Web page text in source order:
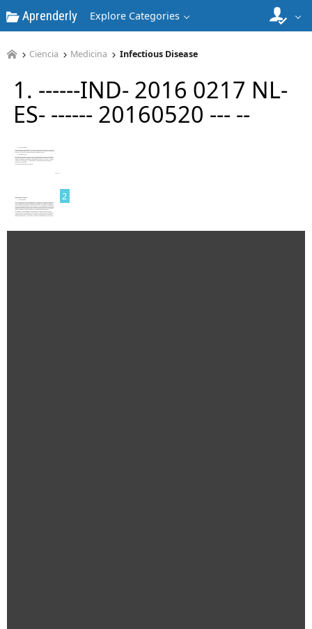
Aprenderly Explore Categories
Ciencia Medicina Infectious Disease
1. ------IND- 2016 0217 NL-
ES- ------ 20160520 --- --
2